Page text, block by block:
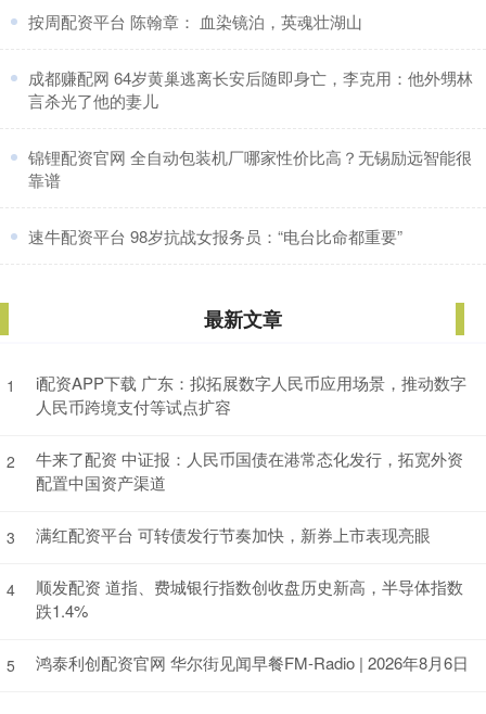
​按周配资平台 陈翰章： 血染镜泊，英魂壮湖山
​成都赚配网 64岁黄巢逃离长安后随即身亡，李克用：他外甥林
言杀光了他的妻儿
​锦锂配资官网 全自动包装机厂哪家性价比高？无锡励远智能很
靠谱
​速牛配资平台 98岁抗战女报务员：“电台比命都重要”
最新文章
1
i配资APP下载 广东：拟拓展数字人民币应用场景，推动数字
人民币跨境支付等试点扩容
2
牛来了配资 中证报：人民币国债在港常态化发行，拓宽外资
配置中国资产渠道
3 满红配资平台 可转债发行节奏加快，新券上市表现亮眼
4
顺发配资 道指、费城银行指数创收盘历史新高，半导体指数
跌1.4%
5 鸿泰利创配资官网 华尔街见闻早餐FM-Radio | 2026年8月6日